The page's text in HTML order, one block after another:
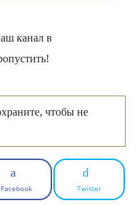
канал в
чтобы не
Facebook Twitter